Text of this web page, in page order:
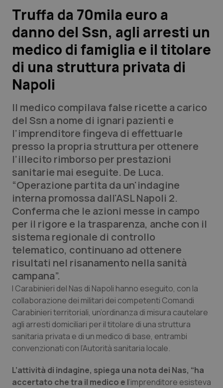
Lavoro e Professioni
Scienza e Farmaci
Studi e Analisi
Lettere al direttore
Edizioni Regionali
QS Pro
Professionisti Sanitari.AI
Abruzzo
Basilicata
Calabria
Campania
Emilia-Romagna
Friuli Venezia Giulia
Lazio
Liguria
QS Pro Gold
Artrite & artrosi
Asma & BPCO
Car-T
Colesterolo & coronaropatie
Dermatite Atopica
Diabete & glucometri
Disturbi dell’umore
QS Club Newsletter
Truffa da 70mila euro a
danno del Ssn, agli arresti un
medico di famiglia e il titolare
di una struttura privata di
Napoli
Il medico compilava false ricette a carico
del Ssn a nome di ignari pazienti e
l’imprenditore fingeva di effettuarle
presso la propria struttura per ottenere
l’illecito rimborso per prestazioni
sanitarie mai eseguite. De Luca.
“Operazione partita da un'indagine
interna promossa dall'ASL Napoli 2.
Conferma che le azioni messe in campo
per il rigore e la trasparenza, anche con il
sistema regionale di controllo
telematico, continuano ad ottenere
risultati nel risanamento nella sanità
campana”.
I Carabinieri del Nas di Napoli hanno eseguito, con la
collaborazione dei militari dei competenti Comandi
Carabinieri territoriali, un’ordinanza di misura cautelare
agli arresti domiciliari per il titolare di una struttura
sanitaria privata e di un medico di base, entrambi
convenzionati con l’Autorità sanitaria locale.
L’attività di indagine, spiega una nota dei Nas, “ha
accertato che tra il medico e l’imprenditore esisteva